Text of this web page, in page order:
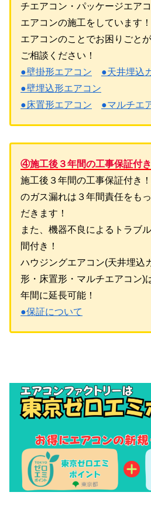
チエアコン・パッケージエア
エアコンの施工をしています！
エアコンのことでお困りごと
ご相談ください！
●壁掛形エアコン
●天井埋込
●壁埋込形エアコン
●床置形エアコン
●マルチエ
④施工後３年間の工事保証付き
施工後３年間の工事保証付き
のガス漏れは３年間責任をも
だきます！
また、機器不良によるトラブ
間付き！
ハウジングエアコン(天井埋込
形・床置形・マルチエアコン)
年間に延長可能！
●保証について